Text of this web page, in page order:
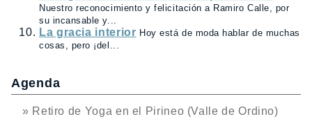
Nuestro reconocimiento y felicitación a Ramiro Calle, por
su incansable y...
La gracia interior Hoy está de moda hablar de muchas
cosas, pero ¡del...
Agenda
» Retiro de Yoga en el Pirineo (Valle de Ordino)